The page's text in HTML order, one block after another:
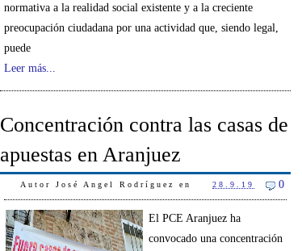
normativa a la realidad social existente y a la creciente
preocupación ciudadana por una actividad que, siendo legal,
puede
Leer más...
Concentración contra las casas de
apuestas en Aranjuez
Autor José Angel Rodríguez en 28.9.19 0
El PCE Aranjuez ha
convocado una concentración